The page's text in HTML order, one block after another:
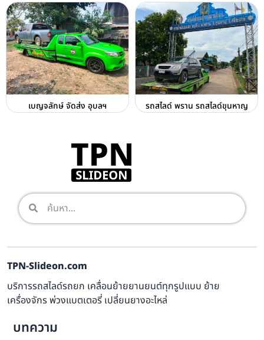
เบญจลักษ์ จัดส่ง อุบลฯ รถสไลด์ พราน รถสไลด์ขุนหาญ
TPN-Slideon.com
บริการรถสไลด์รถยก เคลื่อนย้ายยานยนต์ทุกรูปแบบ ย้าย
เครื่องจักร พ่วงแบตเตอรี่ เปลี่ยนยางอะไหล่
บทความ